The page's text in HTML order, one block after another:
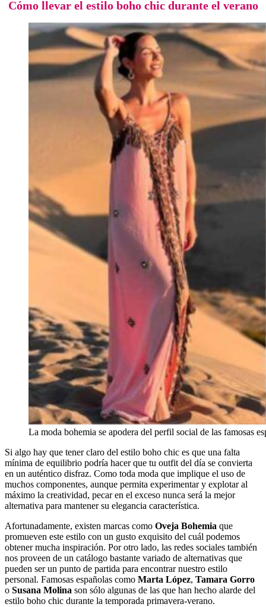
Cómo llevar el estilo boho chic durante el verano
La moda bohemia se apodera del perfil social de las famosas
Si algo hay que tener claro del estilo boho chic es que una falta
mínima de equilibrio podría hacer que tu outfit del día se convierta
en un auténtico disfraz. Como toda moda que implique el uso de
muchos componentes, aunque permita experimentar y explotar al
máximo la creatividad, pecar en el exceso nunca será la mejor
alternativa para mantener su elegancia característica.
Afortunadamente, existen marcas como Oveja Bohemia que
promueven este estilo con un gusto exquisito del cuál podemos
obtener mucha inspiración. Por otro lado, las redes sociales también
nos proveen de un catálogo bastante variado de alternativas que
pueden ser un punto de partida para encontrar nuestro estilo
personal. Famosas españolas como Marta López, Tamara Gorro
o Susana Molina son sólo algunas de las que han hecho alarde del
estilo boho chic durante la temporada primavera-verano.